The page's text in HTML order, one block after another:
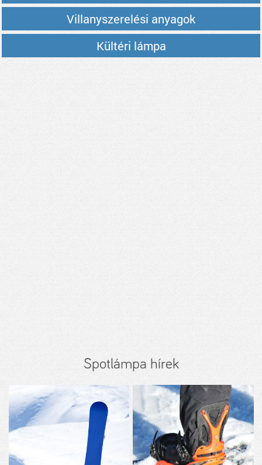
Villanyszerelési anyagok
Kültéri lámpa
Spotlámpa hírek